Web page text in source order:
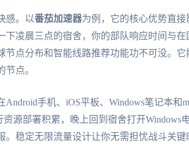
感。以番茄加速器为例，它的核心优势直接
下凌晨三点的宿舍，你的部队响应时间与在
点分布和智能线路推荐功能功不可没。它
点。
Android手机、iOS平板、Windows笔记本和
源部署积累，晚上回到宿舍打开Windows
稳定无限流量设计让你无需担忧战斗关键